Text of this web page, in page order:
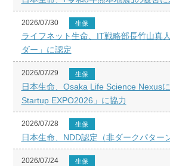
2026/07/30 生保
ライフネット生命、IT戦略部長竹山真
ダー」に認定
2026/07/29 生保
日本生命、Osaka Life Science Nexus
Startup EXPO2026」に協力
2026/07/28 生保
日本生命、NDD認定（非ダークパター
2026/07/24 生保